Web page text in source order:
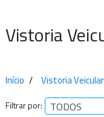
Vistoria
Início Vistoria
Filtrar por: TODOS